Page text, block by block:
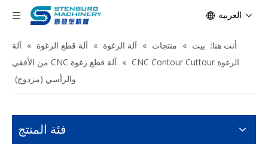
العربية
أنت هنا: بيت » منتجات » آلة الرغوة » آلة قطع الرغوة » آلة
الرغوة CNC Contour Cuttour
»
آلة قطع رغوة CNC من الأفقي
والرأسي (مزدوج)
فئة المنتج